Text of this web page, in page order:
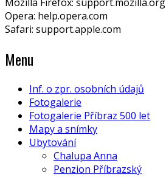
Opera: help.opera.com
Safari: support.apple.com
Menu
Inf. o zpr. osobních údajů
Fotogalerie
Fotogalerie Příbraz 500 let
Mapy a snímky
Ubytování
Chalupa Anna
Penzion Příbrazský